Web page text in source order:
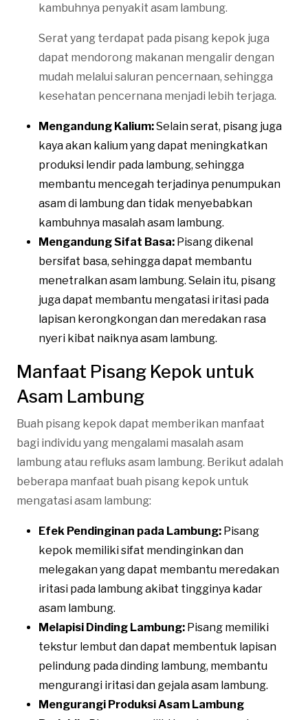
kambuhnya penyakit asam lambung.
Serat yang terdapat pada pisang kepok juga
dapat mendorong makanan mengalir dengan
mudah melalui saluran pencernaan, sehingga
kesehatan pencernana menjadi lebih terjaga.
Mengandung Kalium:Selain serat, pisang juga
kaya akan kalium yang dapat meningkatkan
produksi lendir pada lambung, sehingga
membantu mencegah terjadinya penumpukan
asam di lambung dan tidak menyebabkan
kambuhnya masalah asam lambung.
Mengandung Sifat Basa: Pisang dikenal
bersifat basa, sehingga dapat membantu
menetralkan asam lambung. Selain itu, pisang
juga dapat membantu mengatasi iritasi pada
lapisan kerongkongan dan meredakan rasa
nyeri kibat naiknya asam lambung.
Manfaat Pisang Kepok untuk
Asam Lambung
Buah pisang kepok dapat memberikan manfaat
bagi individu yang mengalami masalah asam
lambung atau refluks asam lambung. Berikut adalah
beberapa manfaat buah pisang kepok untuk
mengatasi asam lambung:
Efek Pendinginan pada Lambung: Pisang
kepok memiliki sifat mendinginkan dan
melegakan yang dapat membantu meredakan
iritasi pada lambung akibat tingginya kadar
asam lambung.
Melapisi Dinding Lambung: Pisang memiliki
tekstur lembut dan dapat membentuk lapisan
pelindung pada dinding lambung, membantu
mengurangi iritasi dan gejala asam lambung.
Mengurangi Produksi Asam Lambung